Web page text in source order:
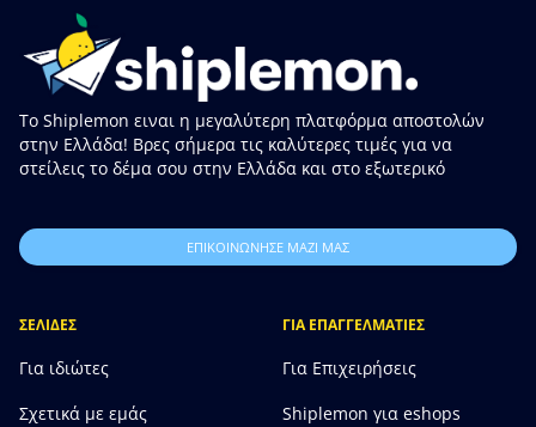
Το Shiplemon ειναι η μεγαλύτερη πλατφόρμα αποστολών
στην Ελλάδα! Βρες σήμερα τις καλύτερες τιμές για να
στείλεις το δέμα σου στην Ελλάδα και στο εξωτερικό
ΕΠΙΚΟΙΝΩΝΗΣΕ ΜΑΖΙ ΜΑΣ
ΣΕΛΙΔΕΣ
Για ιδιώτες
Σχετικά με εμάς
ΓΙΑ ΕΠΑΓΓΕΛΜΑΤΙΕΣ
Για Επιχειρήσεις
Shiplemon για eshops